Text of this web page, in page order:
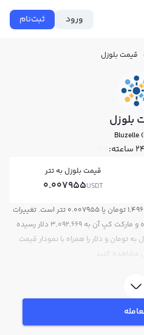
ورود ثبت‌نام
قیمت بلوزل
بلوزل
Bluzelle
0%
قیمت بلوزل به تتر
0.007955USDT
قیمت لحظه‌ای بلوزل هم اکنون معادل 1,496 تومان یا 0.007955 تتر است. تغییرات
قیمت بلوزل طی 24 ساعت اخیر 0% بوده و مارکت کپ آن به 3,092,669 دلار رسیده
تومان و دلار را همراه با نمودار قیمت
مشاهده کنید.